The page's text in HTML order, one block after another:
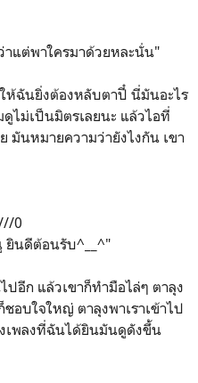
าแต่พาใครมาด้วยหละนั่น"
ห้ฉันยิ่งต้องหลับตาปี๋ นี่มันอะไร
ไม่เป็นมิตรเลยนะ แล้วไอที่
มันหมายความว่ายังไงกัน เขา
0
ยินดีต้อนรับ^__^"
อีก แล้วเขาก็ทำมือไล่ๆ ตาลุง
บใจใหญ่ ตาลุงพาเราเข้าไป
เพลงที่ฉันได้ยินมันดูดังขึ้น